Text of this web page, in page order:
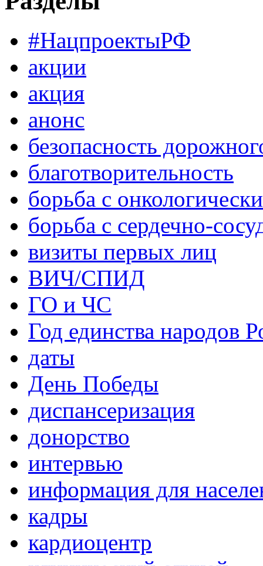
#НацпроектыРФ
акции
акция
анонс
безопасность
благотворительность
борьба с
борьба с сердечно-
визиты первых лиц
ВИЧ/СПИД
ГО и ЧС
Год единства народов
даты
День Победы
диспансеризация
донорство
интервью
информация для
кадры
кардиоцентр